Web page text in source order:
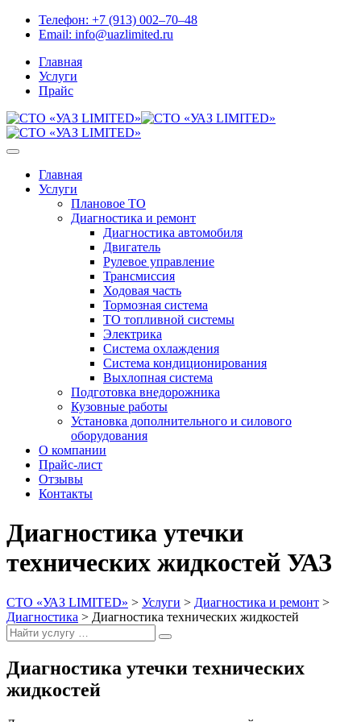
Skip
Телефон: +7 (913) 002‒70‒48
Email: info@uazlimited.ru
Главная
Услуги
Прайс
Главная
Услуги
Плановое ТО
Диагностика и ремонт
Диагностика автомобиля
Двигатель
Рулевое управление
Трансмиссия
Ходовая часть
Тормозная система
ТО топливной системы
Электрика
Система охлаждения
Система кондиционирования
Выхлопная система
Подготовка внедорожника
Кузовные работы
Установка дополнительного и силового
оборудования
О компании
Прайс-лист
Отзывы
Контакты
Диагностика утечки
технических жидкостей УАЗ
СТО «УАЗ LIMITED» > Услуги > Диагностика и ремонт >
Диагностика > Диагностика технических жидкостей
Search
for:
Search
Диагностика утечки технических
жидкостей